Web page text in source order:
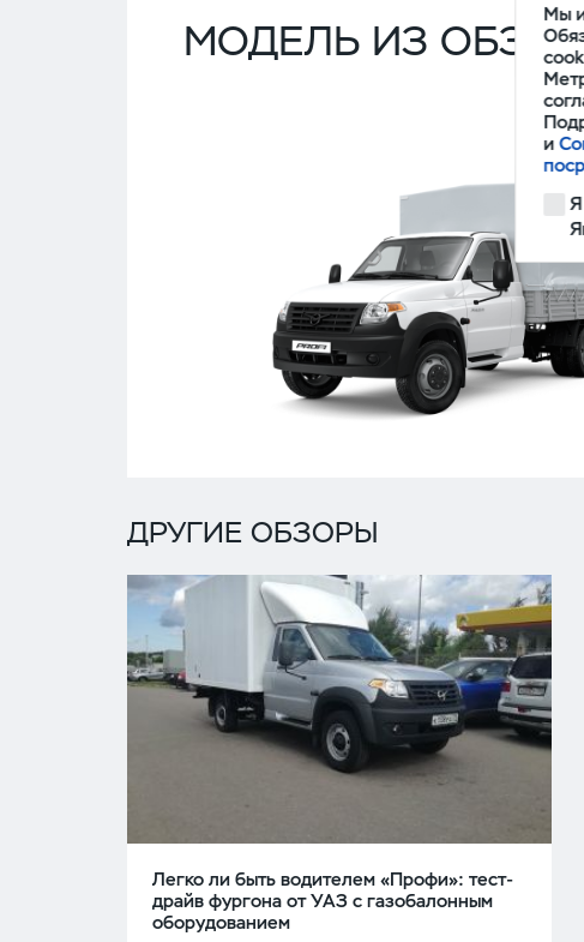
МОДЕЛЬ ИЗ
ДРУГИЕ ОБЗОРЫ
Легко ли быть водителем «Профи»: тест-
драйв фургона от УАЗ с газобалонным
оборудованием
Мы
и